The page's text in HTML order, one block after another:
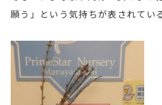
願う」という気持ちが表されてい